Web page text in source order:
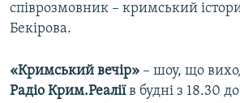
співрозмовник – кримський
Бекірова.
«Кримський вечір» – шоу, що
Радіо Крим.Реаліїв будні з 18.30